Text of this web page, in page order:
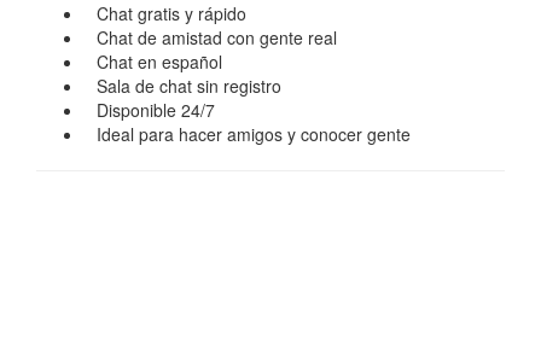
Chat gratis y rápido
Chat de amistad con gente real
Chat en español
Sala de chat sin registro
Disponible 24/7
Ideal para hacer amigos y conocer gente